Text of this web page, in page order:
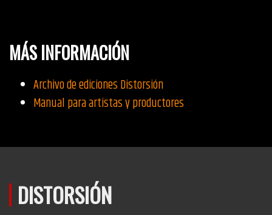
MÁS INFORMACIÓN
Archivo de ediciones Distorsión
Manual para artistas y productores
DISTORSIÓN